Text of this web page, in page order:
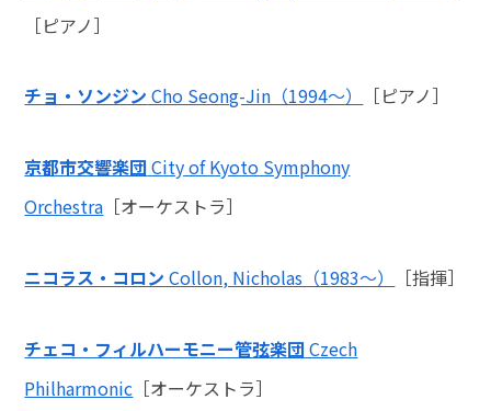
［ピアノ］
チョ・ソンジン Cho Seong-Jin（1994～） ［ピアノ］
京都市交響楽団 City of Kyoto Symphony
Orchestra ［オーケストラ］
ニコラス・コロン Collon, Nicholas（1983～） ［指揮］
チェコ・フィルハーモニー管弦楽団 Czech
Philharmonic ［オーケストラ］